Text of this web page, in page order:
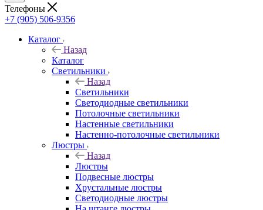
Телефоны
+7 (905) 506-9356
Каталог
Назад
Каталог
Светильники
Назад
Светильники
Светодиодные светильники
Потолочные светильники
Настенные светильники
Настенно-потолочные светильники
Люстры
Назад
Люстры
Подвесные люстры
Хрустальные люстры
Светодиодные люстры